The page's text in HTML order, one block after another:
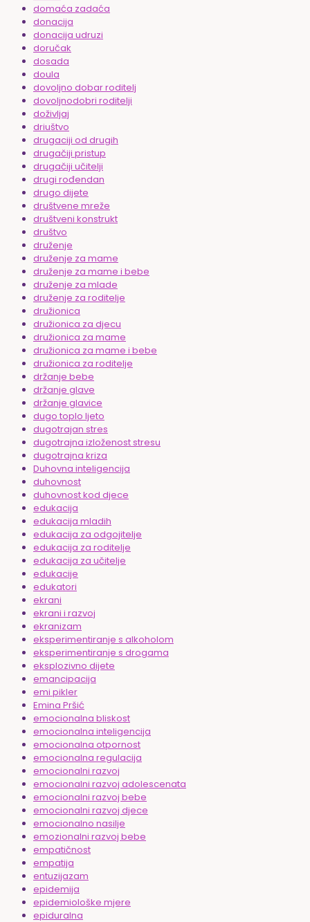
domaća zadaća
donacija
donacija udruzi
doručak
dosada
doula
dovoljno dobar roditelj
dovoljnodobri roditelji
doživljaj
driuštvo
drugaciji od drugih
drugačiji pristup
drugačiji učitelji
drugi rođendan
drugo dijete
društvene mreže
društveni konstrukt
društvo
druženje
druženje za mame
druženje za mame i bebe
druženje za mlade
druženje za roditelje
družionica
družionica za djecu
družionica za mame
družionica za mame i bebe
družionica za roditelje
držanje bebe
držanje glave
držanje glavice
dugo toplo ljeto
dugotrajan stres
dugotrajna izloženost stresu
dugotrajna kriza
Duhovna inteligencija
duhovnost
duhovnost kod djece
edukacija
edukacija mladih
edukacija za odgojitelje
edukacija za roditelje
edukacija za učitelje
edukacije
edukatori
ekrani
ekrani i razvoj
ekranizam
eksperimentiranje s alkoholom
eksperimentiranje s drogama
eksplozivno dijete
emancipacija
emi pikler
Emina Pršić
emocionalna bliskost
emocionalna inteligencija
emocionalna otpornost
emocionalna regulacija
emocionalni razvoj
emocionalni razvoj adolescenata
emocionalni razvoj bebe
emocionalni razvoj djece
emocionalno nasilje
emozionalni razvoj bebe
empatičnost
empatija
entuzijazam
epidemija
epidemiološke mjere
epiduralna